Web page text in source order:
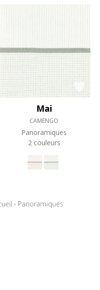
Mai
CAMENGO
Panoramiques
2 couleurs
› Panoramiques